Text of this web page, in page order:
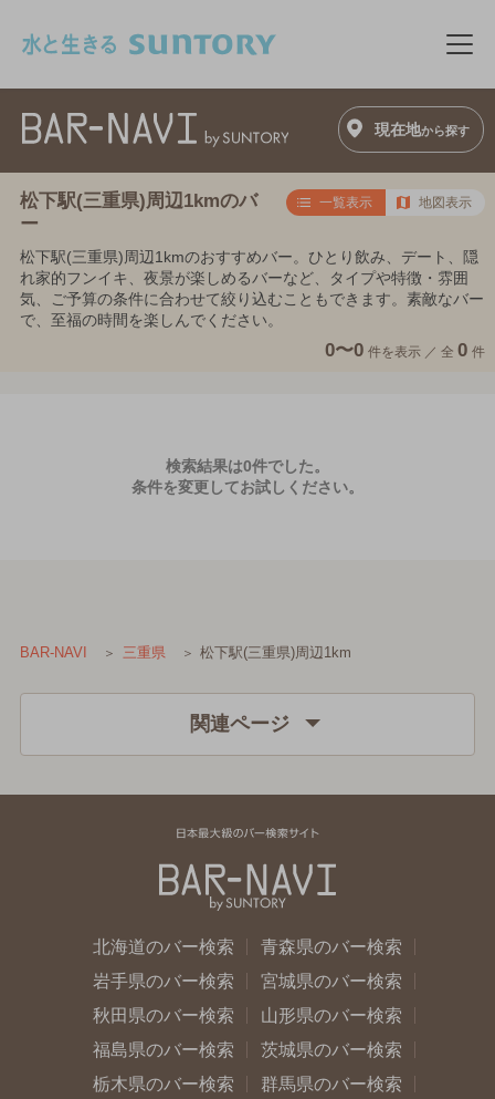
メ
現在地から探す
松下駅(三重県)周辺1kmのバ
ー
一覧表示 地図表示
松下駅(三重県)周辺1kmのおすすめバー。ひとり飲み、デート、隠
れ家的フンイキ、夜景が楽しめるバーなど、タイプや特徴・雰囲
気、ご予算の条件に合わせて絞り込むこともできます。素敵なバー
で、至福の時間を楽しんでください。
0〜0 件を表示 ／ 全 0 件
検索結果は0件でした。
条件を変更してお試しください。
BAR-NAVI 三重県 松下駅(三重県)周辺1km
関連ページ
北海道のバー検索
青森県のバー検索
岩手県のバー検索
宮城県のバー検索
秋田県のバー検索
山形県のバー検索
福島県のバー検索
茨城県のバー検索
栃木県のバー検索
群馬県のバー検索